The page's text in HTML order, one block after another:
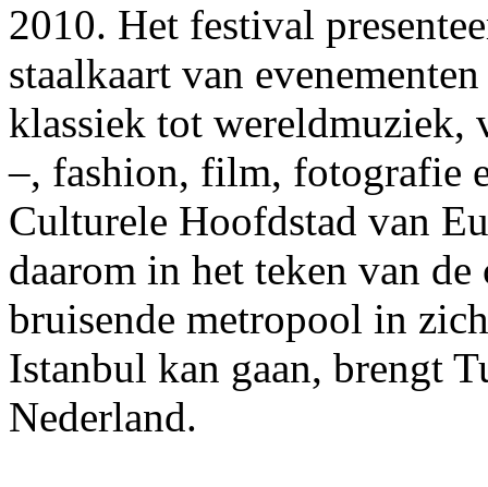
2010. Het festival
staalkaart van
klassiek tot wereldmuziek,
–, fashion, film, fotografie
Culturele Hoofdstad van
daarom in het teken van
bruisende metropool in
Istanbul kan gaan, brengt
Nederland.